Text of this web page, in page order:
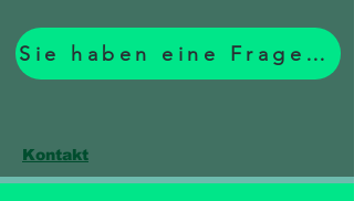
Sie haben eine Frage? Zum Formular.
Kontakt